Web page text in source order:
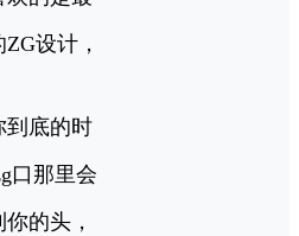
ZG设计，
到底的时
口那里会
的头，